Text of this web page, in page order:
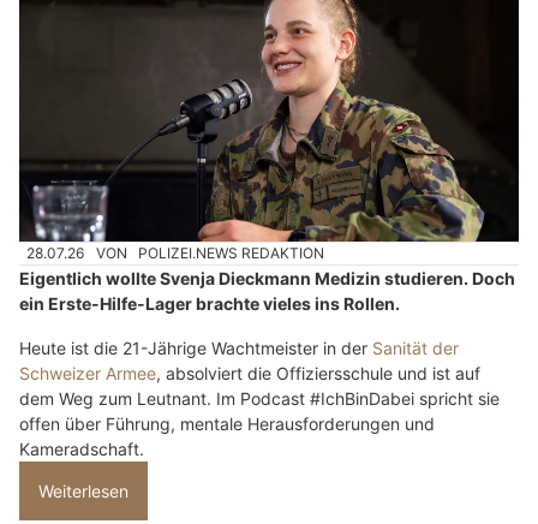
28.07.26 VON POLIZEI.NEWS REDAKTION
Eigentlich wollte Svenja Dieckmann Medizin studieren. Doch
ein Erste-Hilfe-Lager brachte vieles ins Rollen.
Heute ist die 21-Jährige Wachtmeister in der Sanität der
Schweizer Armee, absolviert die Offiziersschule und ist auf
dem Weg zum Leutnant. Im Podcast #IchBinDabei spricht sie
offen über Führung, mentale Herausforderungen und
Kameradschaft.
Weiterlesen